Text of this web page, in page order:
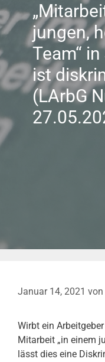
jungen,
Team“
ist
(LArbG
Januar 14, 2021 von
Wirbt ein
Mitarbeit „in einem
lässt dies eine